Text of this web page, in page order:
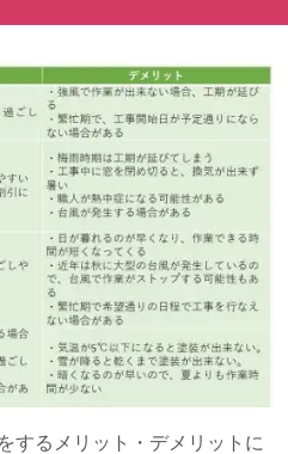
するメリット・デメリットに